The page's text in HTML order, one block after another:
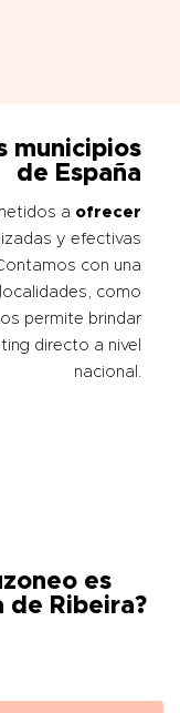
municipios
de España
a ofrecer
y efectivas
con una
como
permite brindar
directo a nivel
nacional.
es
de Ribeira?